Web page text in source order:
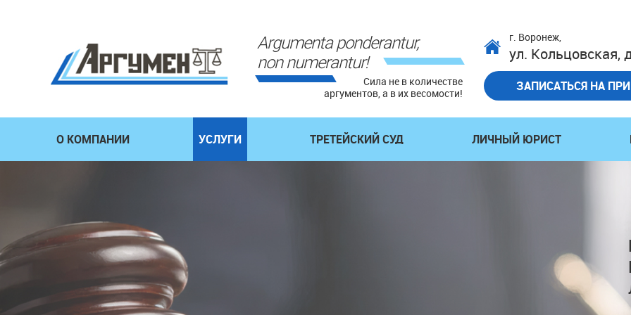
г. Воронеж,
ул. Кольцовская,
ЗАПИСАТЬСЯ НА
Argumenta ponderantur,
non numerantur!
Сила не в количестве
аргументов, а в их весомости!
О КОМПАНИИ УСЛУГИ ТРЕТЕЙСКИЙ СУД ЛИЧНЫЙ ЮРИСТ